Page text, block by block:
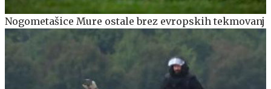
Nogometašice Mure ostale brez evropskih tekmovanj